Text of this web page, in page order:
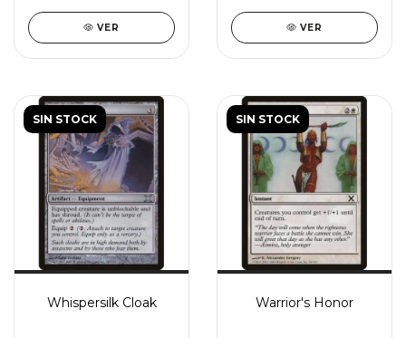
VER VER
SIN STOCK
Whispersilk Cloak
SIN STOCK
Warrior's Honor